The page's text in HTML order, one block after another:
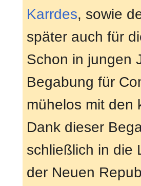
Karrdes, sowie
später auch für
Schon in jungen
Begabung für
mühelos mit den
Dank dieser
schließlich in die
der Neuen